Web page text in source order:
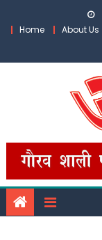
Home
About Us